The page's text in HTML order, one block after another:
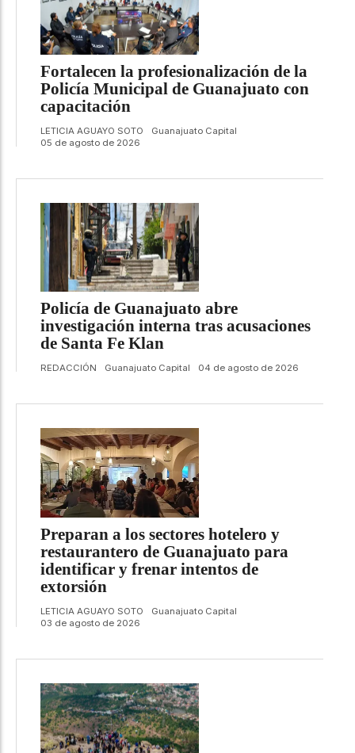
Fortalecen la profesionalización de la
Policía Municipal de Guanajuato con
capacitación
LETICIA AGUAYO SOTO
Guanajuato Capital
05 de agosto de 2026
Policía de Guanajuato abre
investigación interna tras acusaciones
de Santa Fe Klan
REDACCIÓN Guanajuato Capital 04 de agosto de 2026
Preparan a los sectores hotelero y
restaurantero de Guanajuato para
identificar y frenar intentos de
extorsión
LETICIA AGUAYO SOTO
Guanajuato Capital
03 de agosto de 2026